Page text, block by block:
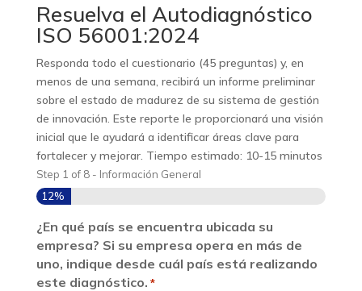
Resuelva el Autodiagnóstico
ISO 56001:2024
Responda todo el cuestionario (45 preguntas) y, en
menos de una semana, recibirá un informe preliminar
sobre el estado de madurez de su sistema de gestión
de innovación. Este reporte le proporcionará una visión
inicial que le ayudará a identificar áreas clave para
fortalecer y mejorar. Tiempo estimado: 10-15 minutos
Step 1 of 8- Información General
12%
¿En qué país se encuentra ubicada su
empresa? Si su empresa opera en más de
uno, indique desde cuál país está realizando
este diagnóstico. *